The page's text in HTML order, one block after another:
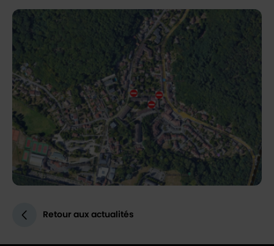
Retour aux actualités